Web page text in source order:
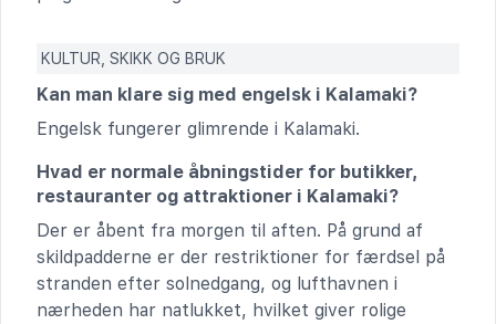
KULTUR, SKIKK OG BRUK
Kan man klare sig med engelsk i Kalamaki?
Engelsk fungerer glimrende i Kalamaki.
Hvad er normale åbningstider for butikker,
restauranter og attraktioner i Kalamaki?
Der er åbent fra morgen til aften. På grund af
skildpadderne er der restriktioner for færdsel på
stranden efter solnedgang, og lufthavnen i
nærheden har natlukket, hvilket giver rolige